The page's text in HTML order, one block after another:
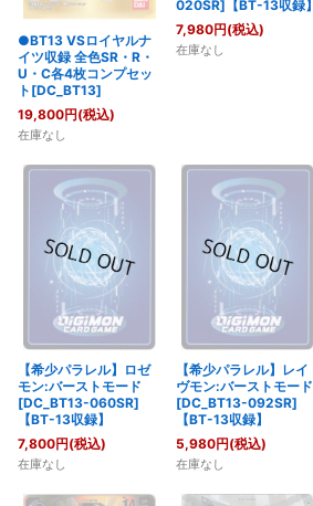
●BT13 VSロイヤルナ
イツ収録 全色SR・R・
U・C各4枚コンプセッ
ト[DC_BT13]
19,800円(税込)
在庫なし
020SR]【BT-13収録】
7,980円(税込)
在庫なし
【希少パラレル】ロゼ
モン:バーストモード
[DC_BT13-060SR]
【BT-13収録】
7,800円(税込)
在庫なし
【希少パラレル】レイ
ヴモン:バーストモード
[DC_BT13-092SR]
【BT-13収録】
5,980円(税込)
在庫なし